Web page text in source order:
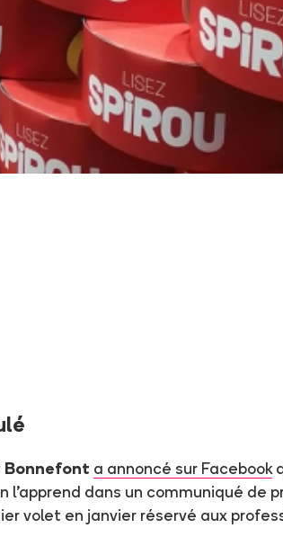
Bonnefont a annoncé sur Facebook
l'apprend dans un communiqué de
volet en janvier réservé aux